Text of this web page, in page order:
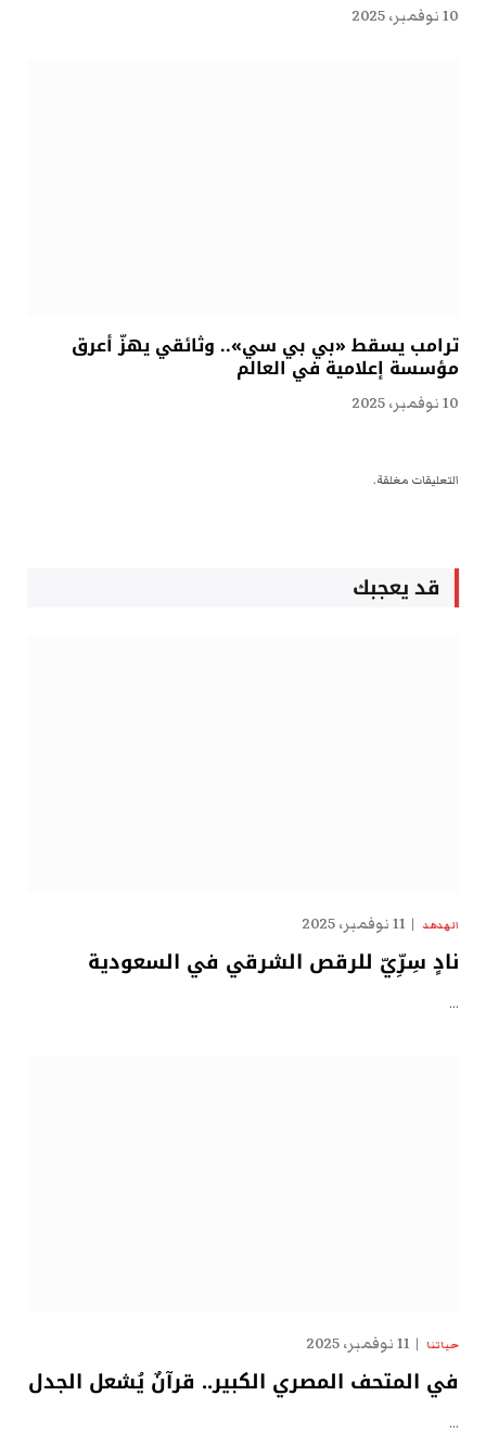
10 نوفمبر، 2025
ترامب يسقط «بي بي سي».. وثائقي يهزّ أعرق
مؤسسة إعلامية في العالم
10 نوفمبر، 2025
التعليقات مغلقة.
قد يعجبك
الهدهد 11 نوفمبر، 2025
نادٍ سِرِّيّ للرقص الشرقي في السعودية
…
حياتنا 11 نوفمبر، 2025
في المتحف المصري الكبير.. قرآنٌ يُشعل الجدل
…